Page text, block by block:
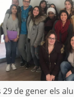
29 de gener els